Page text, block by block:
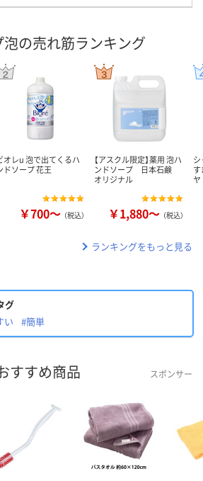
の売れ筋ランキング
オレu 泡で出てくるハ
ドソープ 花王
￥700～ （税込）
【アスクル限定】薬用 泡ハ
ンドソープ 日本石鹸
オリジナル
￥1,880～ （税込）
ヤ
ランキングをもっと見る
グ
い #簡単
すすめ商品 スポンサー